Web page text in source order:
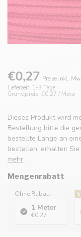
€0,27 Preise inkl.
Lieferzeit: 1-3 Tage
Grundpreis: €0,27 / Meter
Dieses Produkt wird
Bestellung bitte die
bestellte Länge an
bestellen, erhalten
mehr.
Mengenrabatt
Ohne Rabatt
1 Meter
€0,27